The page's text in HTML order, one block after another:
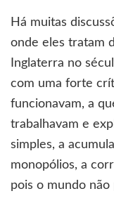
Há muitas
onde eles tratam
Inglaterra no
com uma forte
funcionavam, a
trabalhavam e
simples, a
monopólios, a
pois o mundo